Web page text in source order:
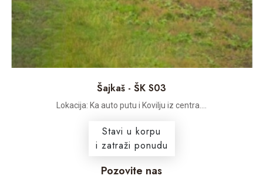
Šajkaš - ŠK S03
Lokacija: Ka auto putu i Kovilju iz centra....
Stavi u korpu
i zatraži ponudu
Pozovite nas